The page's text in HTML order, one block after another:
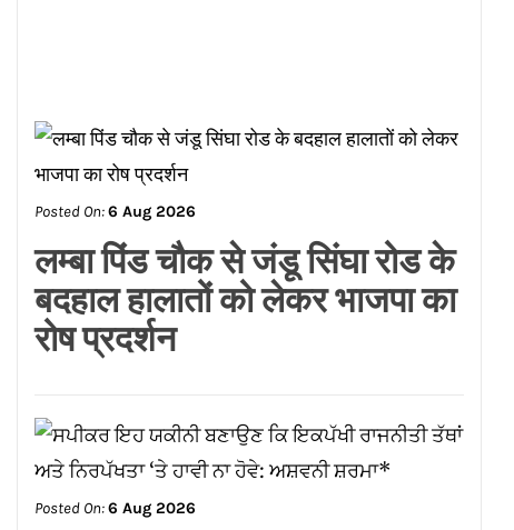
Posted On:6 Aug 2026
लम्बा पिंड चौक से जंडू सिंघा रोड के
बदहाल हालातों को लेकर भाजपा का
रोष प्रदर्शन
Posted On:6 Aug 2026